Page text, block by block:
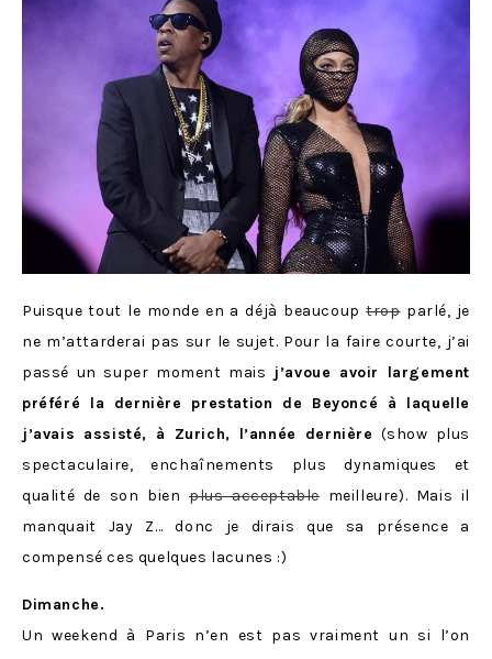
Puisque tout le monde en a déjà beaucouptropparlé, je
ne m’attarderai pas sur le sujet. Pour la faire courte, j’ai
passé un super moment mais j’avoue avoir largement
préféré la dernière prestation de Beyoncé à laquelle
j’avais assisté, à Zurich, l’année dernière (show plus
spectaculaire, enchaînements plus dynamiques et
qualité de son bien plus acceptable meilleure). Mais il
manquait Jay Z… donc je dirais que sa présence a
compensé ces quelques lacunes :)
Dimanche.
Un weekend à Paris n’en est pas vraiment un si l’on